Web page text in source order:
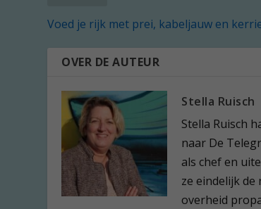
Voed je rijk met prei, kabeljauw en
OVER DE AUTEUR
Stella Ruisch
Stella Ruisch
naar De
als chef en
ze eindelijk
overheid